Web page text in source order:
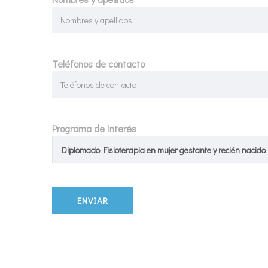
Teléfonos de contacto
Programa de interés
Diplomado Fisioterapia en mujer gestante y recién nacido